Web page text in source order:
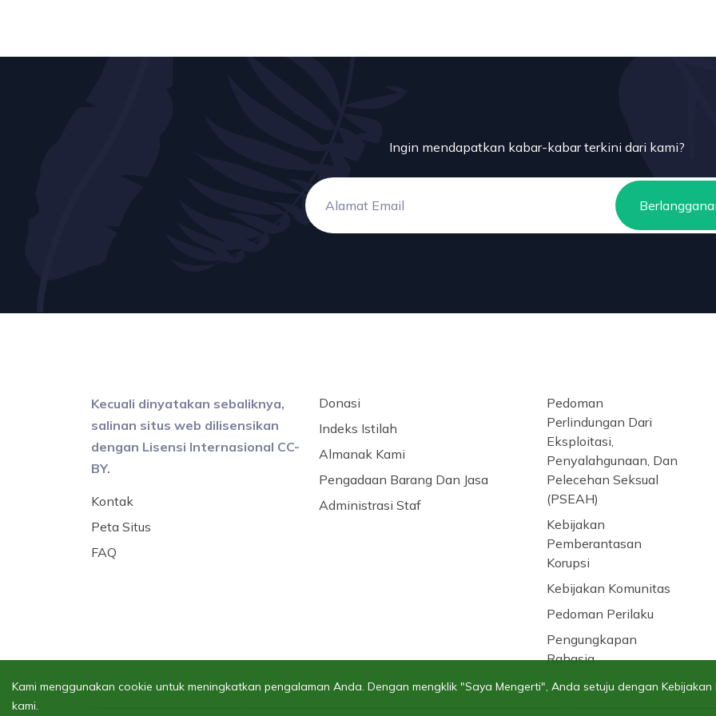
Ingin mendapatkan kabar-kabar terkini dari kami?
Kecuali dinyatakan sebaliknya,
salinan situs web dilisensikan
dengan Lisensi Internasional CC-
BY.
Kontak
Peta Situs
FAQ
Donasi
Indeks Istilah
Almanak Kami
Pengadaan Barang Dan Jasa
Administrasi Staf
Pedoman
Perlindungan Dari
Eksploitasi,
Penyalahgunaan, Dan
Pelecehan Seksual
(PSEAH)
Kebijakan
Pemberantasan
Korupsi
Kebijakan Komunitas
Pedoman Perilaku
Pengungkapan
Rahasia
Kami menggunakan cookie untuk meningkatkan pengalaman Anda. Dengan mengklik "Saya Mengerti", Anda setuju dengan Kebijakan
kami.